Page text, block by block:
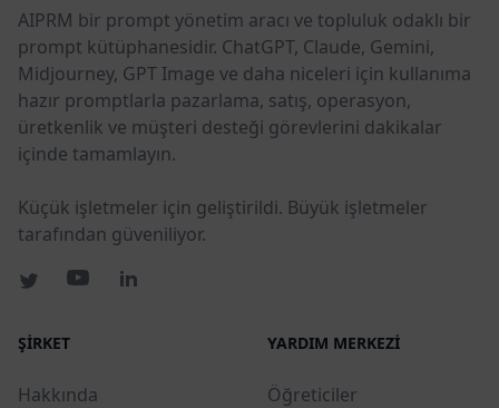
AIPRM bir prompt yönetim aracı ve topluluk odaklı bir
prompt kütüphanesidir. ChatGPT, Claude, Gemini,
Midjourney, GPT Image ve daha niceleri için kullanıma
hazır promptlarla pazarlama, satış, operasyon,
üretkenlik ve müşteri desteği görevlerini dakikalar
içinde tamamlayın.
Küçük işletmeler için geliştirildi. Büyük işletmeler
tarafından güveniliyor.
ŞIRKET
Hakkında
YARDIM MERKEZI
Öğreticiler